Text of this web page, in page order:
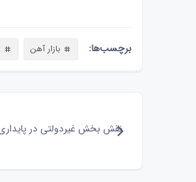
برچسب‌ها: بازار آهن
نقش‌ بخش غیردولتی در